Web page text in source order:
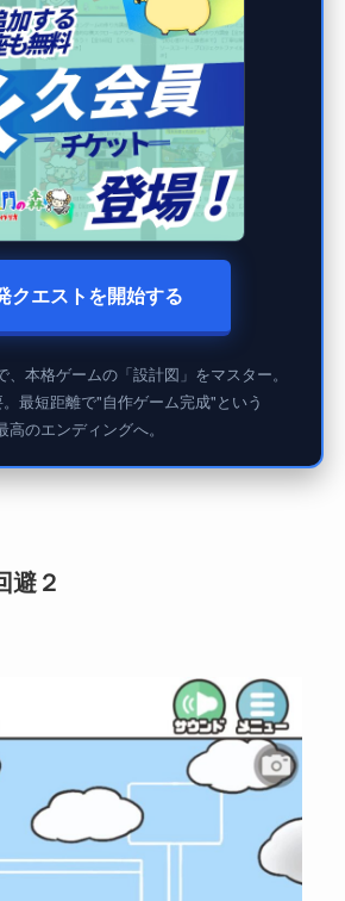
クエストを開始する
本格ゲームの「設計図」をマスター。
最短距離で"自作ゲーム完成"という
高のエンディングへ。
避２